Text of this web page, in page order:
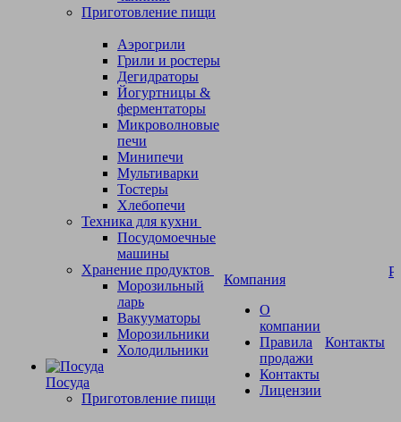
Приготовление пищи
Аэрогрили
Грили и ростеры
Дегидраторы
Йогуртницы &
ферментаторы
Микроволновые
печи
Минипечи
Мультиварки
Тостеры
Хлебопечи
Техника для кухни
Посудомоечные
машины
Хранение продуктов
Морозильный
ларь
Вакууматоры
Морозильники
Холодильники
Посуда
Приготовление пищи
Компания
О
компании
Правила
продажи
Контакты
Лицензии
Контакты